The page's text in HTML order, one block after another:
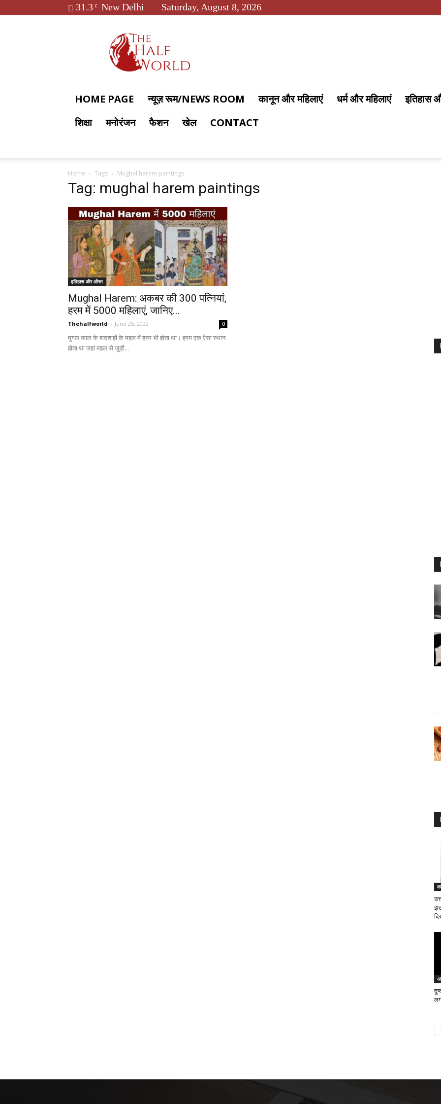
31.3 C New Delhi Saturday, August 8, 2026
World
HOME PAGE न्यूज़ रूम/NEWS ROOM कानून और महिलाएं धर्म और महिलाएं इतिहास
शिक्षा
मनोरंजन फैशन खेल CONTACT
Home Tags Mughal harem paintings
Tag: mughal harem paintings
इतिहास और औरत
Mughal Harem: अकबर की 300 पत्नियां,
हरम में 5000 महिलाएं, जानिए...
Thehalfworld - June 25, 2022 0
मुगल काल के बादशाहों के महल में हरम भी होता था। हरम एक ऐसा स्थान
होता था जहां महल से जुड़ी...